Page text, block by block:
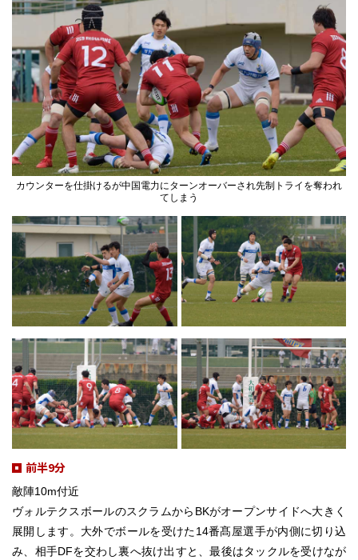
カウンターを仕掛けるが中国電力にターンオーバーされ先制トライを奪われ
てしまう
前半9分
敵陣10m付近
ヴォルテクスボールのスクラムからBKがオープンサイドへ大きく
展開します。大外でボールを受けた14番髙屋選手が内側に切り込
み、相手DFを交わし裏へ抜け出すと、最後はタックルを受けなが